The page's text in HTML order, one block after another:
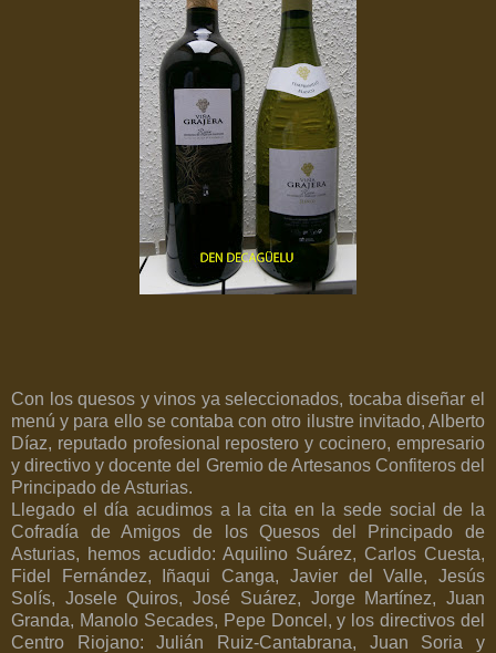
Con los quesos y vinos ya seleccionados, tocaba diseñar el
menú y para ello se contaba con otro ilustre invitado, Alberto
Díaz, reputado profesional repostero y cocinero, empresario
y directivo y docente del Gremio de Artesanos Confiteros del
Principado de Asturias.
Llegado el día acudimos a la cita en la sede social de la
Cofradía de Amigos de los Quesos del Principado de
Asturias, hemos acudido: Aquilino Suárez, Carlos Cuesta,
Fidel Fernández, Iñaqui Canga, Javier del Valle, Jesús
Solís, Josele Quiros, José Suárez, Jorge Martínez, Juan
Granda, Manolo Secades, Pepe Doncel, y los directivos del
Centro Riojano: Julián Ruiz-Cantabrana, Juan Soria y